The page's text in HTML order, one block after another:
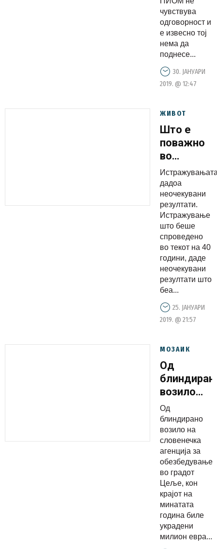
на ОЈО
чувствува
одговорност и
е извесно тој
нема да
поднесе...
30. ЈАНУАРИ
2019. @ 12:47
ЖИВОТ
Што е
поважно
во
врската:
Сексот
или
парите?
дадоа
неочекувани
резултати.
Истражување
што беше
спроведено
во текот на 40
години, даде
неочекувани
резултати што
беа...
25. ЈАНУАРИ
2019. @ 21:57
МОЗАИК
Од
возило
биле
украдени
милион
евра
Од
блиндирано
возило на
словенечка
агенција за
обезбедување
во градот
Цеље, кон
крајот на
минатата
година биле
украдени
милион евра...